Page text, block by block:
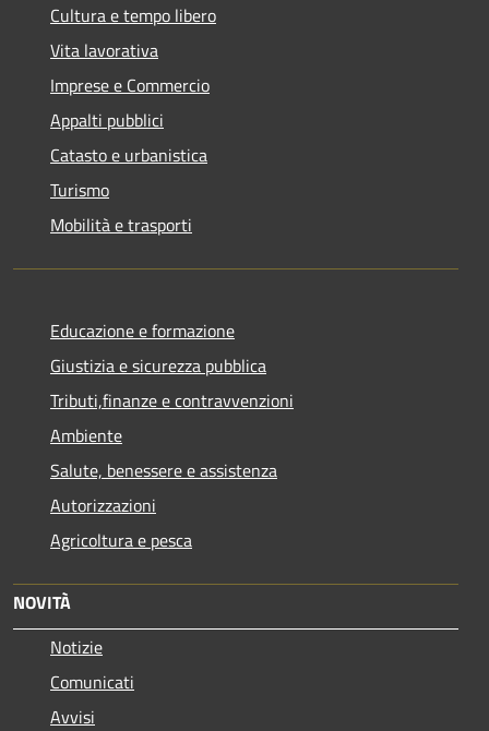
Cultura e tempo libero
Vita lavorativa
Imprese e Commercio
Appalti pubblici
Catasto e urbanistica
Turismo
Mobilità e trasporti
Educazione e formazione
Giustizia e sicurezza pubblica
Tributi,finanze e contravvenzioni
Ambiente
Salute, benessere e assistenza
Autorizzazioni
Agricoltura e pesca
NOVITÀ
Notizie
Comunicati
Avvisi